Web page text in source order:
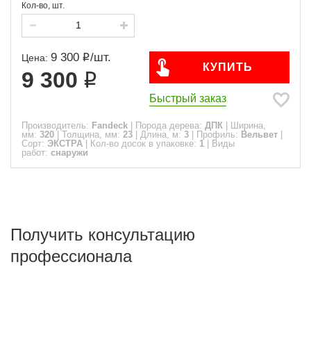
Кол-во, шт.
Цена: 9 300 /шт.
9 300
КУПИТЬ
Быстрый заказ
Производитель: Fandeck Порода дерева: ДПК
Ширина,
мм: 320 Толщина, мм: 23 Длина, м: 3 Профиль: Вельвет
Сорт: ЭКСТРА Кол-во досок в упаковке: 1
Виды
работ: снаружи
Получить консультацию
профессионала